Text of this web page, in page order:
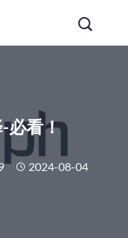
必看！
2024-08-04